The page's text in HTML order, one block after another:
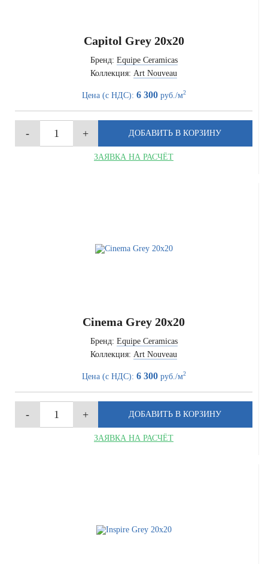
Capitol Grey 20x20
Бренд: Equipe Ceramicas
Коллекция: Art Nouveau
Цена (с НДС): 6 300руб./м2
ЗАЯВКА НА РАСЧЁТ
Cinema Grey 20x20
Бренд: Equipe Ceramicas
Коллекция: Art Nouveau
Цена (с НДС): 6 300руб./м2
ЗАЯВКА НА РАСЧЁТ